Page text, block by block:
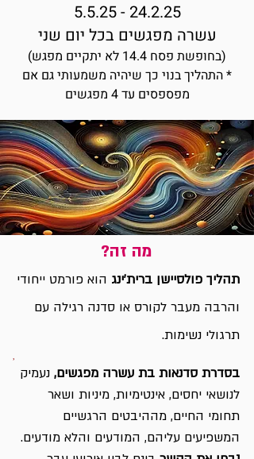
24.2.25 - 5.5.25
עשרה מפגשים בכל יום שני
(בחופשת פסח 14.4 לא יתקיים מפגש)
* התהליך בנוי כך שיהיה משמעותי גם אם
מפספסים עד 4 מפגשים
מה זה?
תהליך פולסיישן ברית'ינג הוא פורמט ייחודי
והרבה מעבר לקורס או סדנה רגילה עם
תרגולי נשימות.
בסדרת סדנאות בת עשרה מפגשים, נעמיק
לנושאי יחסים, אינטימיות, מיניות ושאר
תחומי החיים, מההיבטים הרגשיים
המשפיעים עליהם, המודעים והלא מודעים.